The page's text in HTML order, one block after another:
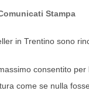
Stampa
in Trentino sono
consentito
come se nulla fosse.